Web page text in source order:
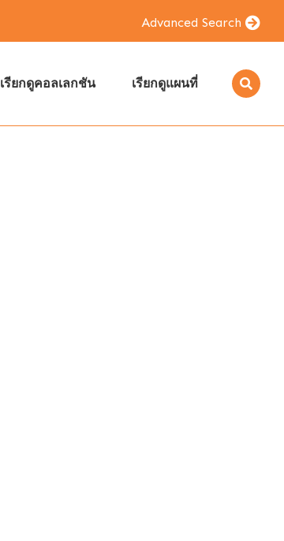
Advanced Search
เรียกดูคอลเลกชัน เรียกดูแผนที่